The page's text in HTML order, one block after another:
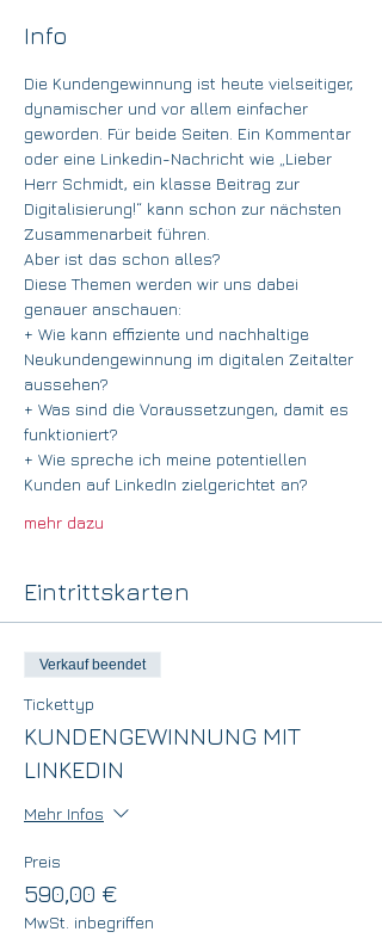
Info
Die Kundengewinnung ist heute vielseitiger,
dynamischer und vor allem einfacher
geworden. Für beide Seiten. Ein Kommentar
oder eine Linkedin-Nachricht wie „Lieber
Herr Schmidt, ein klasse Beitrag zur
Digitalisierung!“ kann schon zur nächsten
Zusammenarbeit führen.
Aber ist das schon alles?
Diese Themen werden wir uns dabei
genauer anschauen:
+ Wie kann effiziente und nachhaltige
Neukundengewinnung im digitalen Zeitalter
aussehen?
+ Was sind die Voraussetzungen, damit es
funktioniert?
+ Wie spreche ich meine potentiellen
Kunden auf LinkedIn zielgerichtet an?
mehr dazu
Eintrittskarten
Verkauf beendet
Tickettyp
KUNDENGEWINNUNG MIT
LINKEDIN
Mehr Infos
Preis
590,00 €
MwSt. inbegriffen